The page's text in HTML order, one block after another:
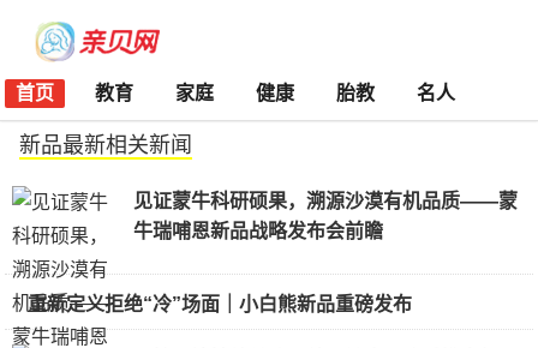
首页 教育 家庭 健康 胎教 名人
新品最新相关新闻
见证蒙牛科研硕果，溯源沙漠有机品质——蒙
牛瑞哺恩新品战略发布会前瞻
重新定义拒绝“冷”场面｜小白熊新品重磅发布